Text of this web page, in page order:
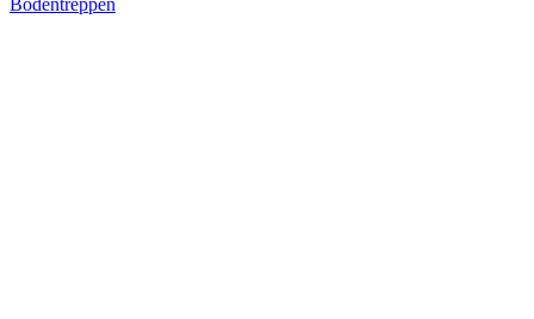
Bodentreppen